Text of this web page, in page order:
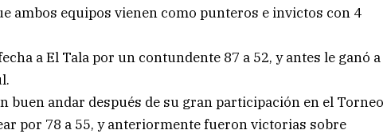
ambos equipos vienen como punteros e invictos con 4
a El Tala por un contundente 87 a 52, y antes le ganó a
buen andar después de su gran participación en el Torneo
por 78 a 55, y anteriormente fueron victorias sobre